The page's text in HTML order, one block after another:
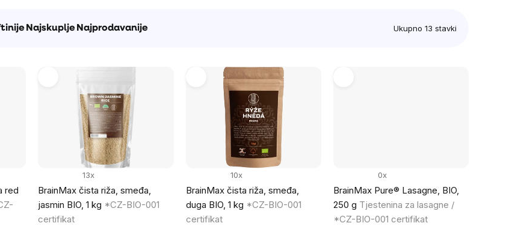
Najskuplje Najprodavanije Ukupno 13 stavki
red
BrainMax čista riža, smeđa,
jasmin BIO, 1 kg *CZ-BIO-001
certifikat
13x
BrainMax čista riža, smeđa,
duga BIO, 1 kg *CZ-BIO-001
certifikat
10x
BrainMax Pure® Lasagne, BIO,
250 g Tjestenina za lasagne /
*CZ-BIO-001 certifikat
0x